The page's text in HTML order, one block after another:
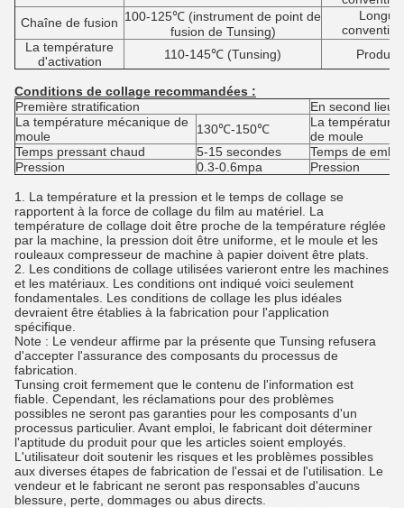
Chaîne de fusion 100-125℃ (instrument de point de
fusion de Tunsing)
La température
d'activation
110-145℃ (Tunsing) Produit
Conditions de collage recommandées :
Première stratification
En second lieu
La température mécanique de
moule
130℃-150℃
La température
de moule
Temps pressant chaud
5-15 secondes
Temps de
Pression
0.3-0.6mpa Pression
1. La température et la pression et le temps de collage se
rapportent à la force de collage du film au matériel. La
température de collage doit être proche de la température réglée
par la machine, la pression doit être uniforme, et le moule et les
rouleaux compresseur de machine à papier doivent être plats.
2. Les conditions de collage utilisées varieront entre les machines
et les matériaux. Les conditions ont indiqué voici seulement
fondamentales. Les conditions de collage les plus idéales
devraient être établies à la fabrication pour l'application
spécifique.
Note : Le vendeur affirme par la présente que Tunsing refusera
d'accepter l'assurance des composants du processus de
fabrication.
Tunsing croit fermement que le contenu de l'information est
fiable. Cependant, les réclamations pour des problèmes
possibles ne seront pas garanties pour les composants d'un
processus particulier. Avant emploi, le fabricant doit déterminer
l'aptitude du produit pour que les articles soient employés.
L'utilisateur doit soutenir les risques et les problèmes possibles
aux diverses étapes de fabrication de l'essai et de l'utilisation. Le
vendeur et le fabricant ne seront pas responsables d'aucuns
blessure, perte, dommages ou abus directs.